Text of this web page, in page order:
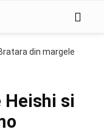
din margele
Heishi si